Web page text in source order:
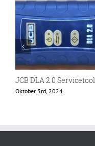
JCB DLA 2.0 Servicetool
Oktober 3rd, 2024